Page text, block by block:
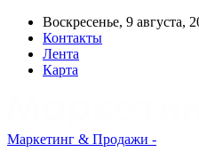
Воскресенье, 9 августа,
Контакты
Лента
Карта
Маркетинг & Продажи -